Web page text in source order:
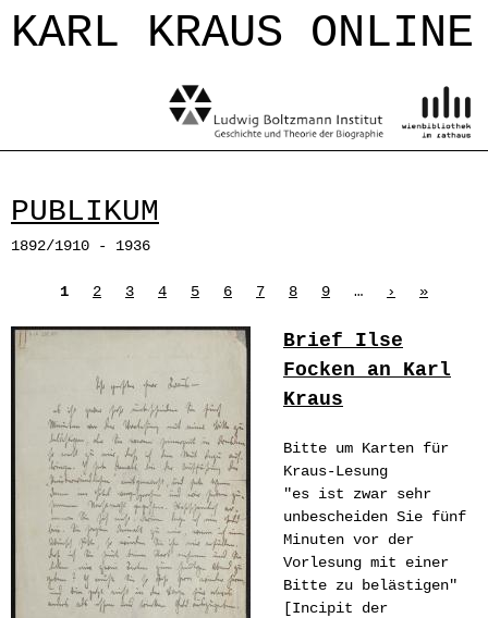
Jump to navigation
KARL KRAUS ONLINE
PUBLIKUM
1892/1910 - 1936
Seiten
1 2 3 4 5 6 7 8 9 … › »
Brief Ilse
Focken an Karl
Kraus
Bitte um Karten für
Kraus-Lesung
"es ist zwar sehr
unbescheiden Sie fünf
Minuten vor der
Vorlesung mit einer
Bitte zu belästigen"
[Incipit der